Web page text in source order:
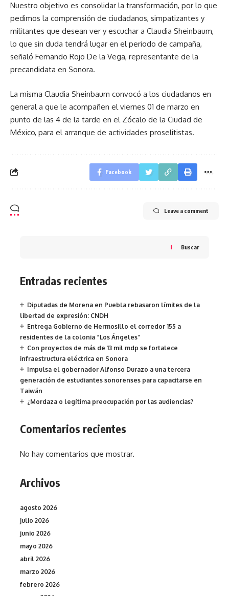
Nuestro objetivo es consolidar la transformación, por lo que
pedimos la comprensión de ciudadanos, simpatizantes y
militantes que desean ver y escuchar a Claudia Sheinbaum,
lo que sin duda tendrá lugar en el periodo de campaña,
señaló Fernando Rojo De la Vega, representante de la
precandidata en Sonora.
La misma Claudia Sheinbaum convocó a los ciudadanos en
general a que le acompañen el viernes 01 de marzo en
punto de las 4 de la tarde en el Zócalo de la Ciudad de
México, para el arranque de actividades proselitistas.
Facebook
Leave a comment
Buscar
Entradas recientes
Diputadas de Morena en Puebla rebasaron límites de la
libertad de expresión: CNDH
Entrega Gobierno de Hermosillo el corredor 155 a
residentes de la colonia “Los Ángeles”
Con proyectos de más de 13 mil mdp se fortalece
infraestructura eléctrica en Sonora
Impulsa el gobernador Alfonso Durazo a una tercera
generación de estudiantes sonorenses para capacitarse en
Taiwán
¿Mordaza o legítima preocupación por las audiencias?
Comentarios recientes
No hay comentarios que mostrar.
Archivos
agosto 2026
julio 2026
junio 2026
mayo 2026
abril 2026
marzo 2026
febrero 2026